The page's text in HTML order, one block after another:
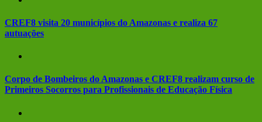
CREF8 visita 20 municípios do Amazonas e realiza 67
autuações
Corpo de Bombeiros do Amazonas e CREF8 realizam curso de
Primeiros Socorros para Profissionais de Educação Física